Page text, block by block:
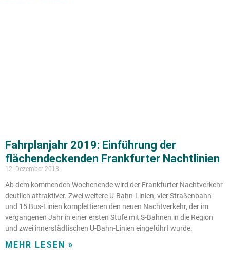
Fahrplanjahr 2019: Einführung der
flächendeckenden Frankfurter Nachtlinien
12. Dezember 2018
Ab dem kommenden Wochenende wird der Frankfurter Nachtverkehr
deutlich attraktiver. Zwei weitere U-Bahn-Linien, vier Straßenbahn-
und 15 Bus-Linien komplettieren den neuen Nachtverkehr, der im
vergangenen Jahr in einer ersten Stufe mit S-Bahnen in die Region
und zwei innerstädtischen U-Bahn-Linien eingeführt wurde.
MEHR LESEN »